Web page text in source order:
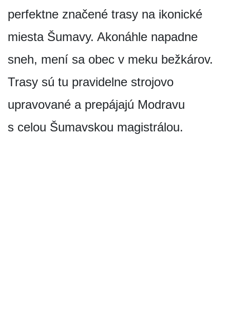
perfektne značené trasy na ikonické
miesta Šumavy. Akonáhle napadne
sneh, mení sa obec v meku bežkárov.
Trasy sú tu pravidelne strojovo
upravované a prepájajú Modravu
s celou Šumavskou magistrálou.